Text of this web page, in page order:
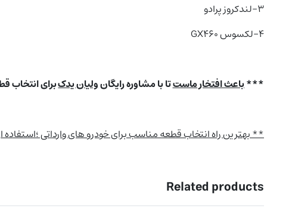
۳-لندکروز پرادو
4-لکسوس GX460
***باعث افتخار ماستتا با مشاوره رایگانولیان یدکبرای انتخاب
** بهترین راه انتخاب قطعه مناسب برای خودرو های وارداتی
Related products